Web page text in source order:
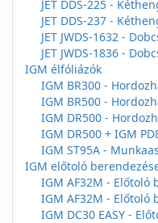
JET DDS-225 -
JET DDS-237 -
JET JWDS-1632 -
JET JWDS-1836 -
IGM élfóliázók
IGM BR300 -
IGM BR500 -
IGM DR500 -
IGM DR500 + IGM
IGM ST95A -
IGM előtoló
IGM AF32M - Előtoló
IGM AF32M - Előtoló
IGM DC30 EASY -